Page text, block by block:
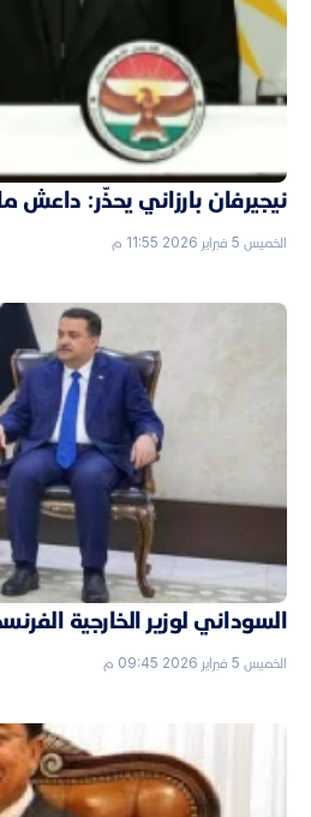
نيجيرفان بارزاني يحذّر: داعش
الخميس 5 فبراير 2026 11:55 م
السوداني لوزير الخارجية
الخميس 5 فبراير 2026 09:45 م